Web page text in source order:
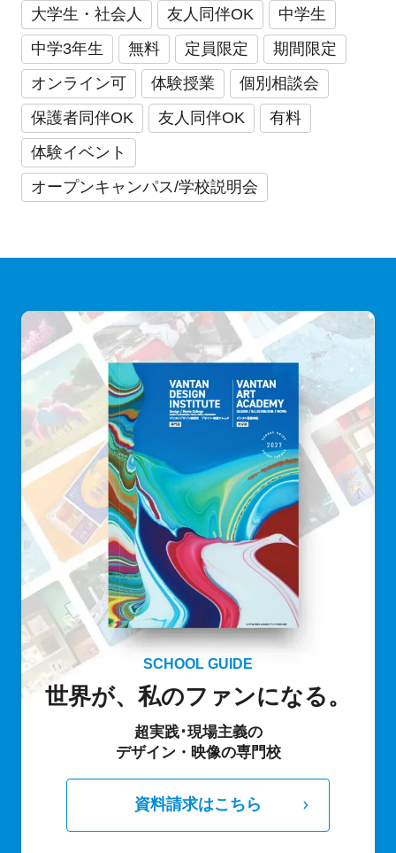
大学生・社会人 友人同伴OK
中学生
中学3年生
無料 定員限定
期間限定
オンライン可
体験授業
個別相談会
保護者同伴OK
友人同伴OK
有料
体験イベント
オープンキャンパス/学校説明会
SCHOOL GUIDE
世界が、私のファンになる。
超実践･現場主義の
デザイン・映像の専門校
資料請求はこちら